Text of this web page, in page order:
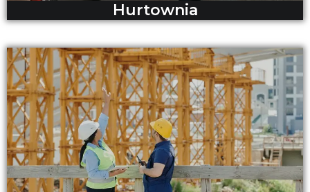
Hurtownia